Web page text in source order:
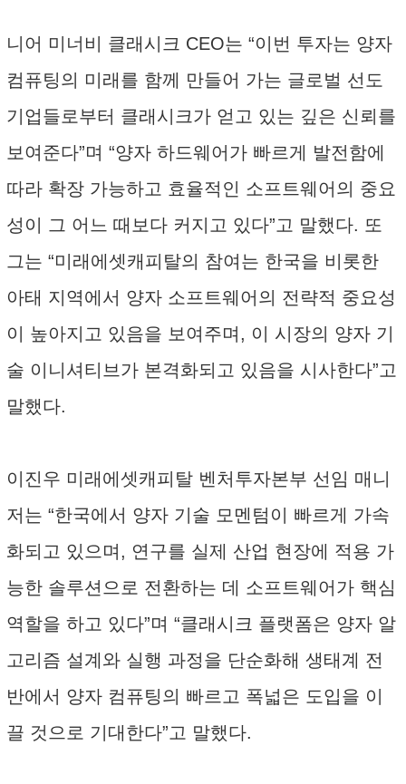
니어 미너비 클래시크 CEO는 “이번 투자는 양자
컴퓨팅의 미래를 함께 만들어 가는 글로벌 선도
기업들로부터 클래시크가 얻고 있는 깊은 신뢰를
보여준다”며 “양자 하드웨어가 빠르게 발전함에
따라 확장 가능하고 효율적인 소프트웨어의 중요
성이 그 어느 때보다 커지고 있다”고 말했다. 또
그는 “미래에셋캐피탈의 참여는 한국을 비롯한
아태 지역에서 양자 소프트웨어의 전략적 중요성
이 높아지고 있음을 보여주며, 이 시장의 양자 기
술 이니셔티브가 본격화되고 있음을 시사한다”고
말했다.
이진우 미래에셋캐피탈 벤처투자본부 선임 매니
저는 “한국에서 양자 기술 모멘텀이 빠르게 가속
화되고 있으며, 연구를 실제 산업 현장에 적용 가
능한 솔루션으로 전환하는 데 소프트웨어가 핵심
역할을 하고 있다”며 “클래시크 플랫폼은 양자 알
고리즘 설계와 실행 과정을 단순화해 생태계 전
반에서 양자 컴퓨팅의 빠르고 폭넓은 도입을 이
끌 것으로 기대한다”고 말했다.